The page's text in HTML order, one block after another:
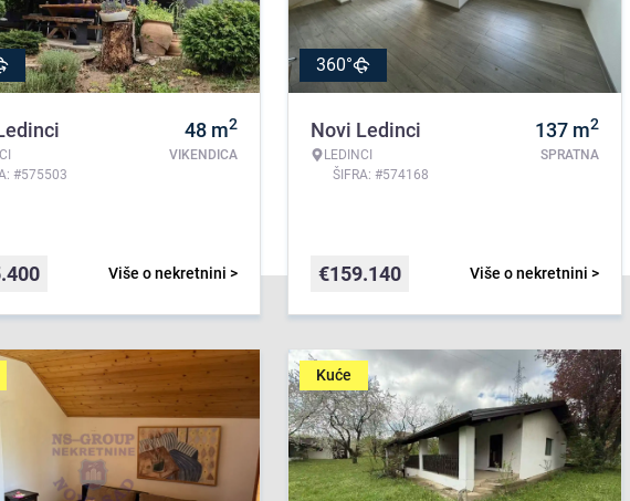
#575503
48 m2
VIKENDICA
Više o nekretnini >
360°
Novi Ledinci
LEDINCI
ŠIFRA: #574168
137 m2
SPRATNA
Više o nekretnini >
€159.140
Kuće